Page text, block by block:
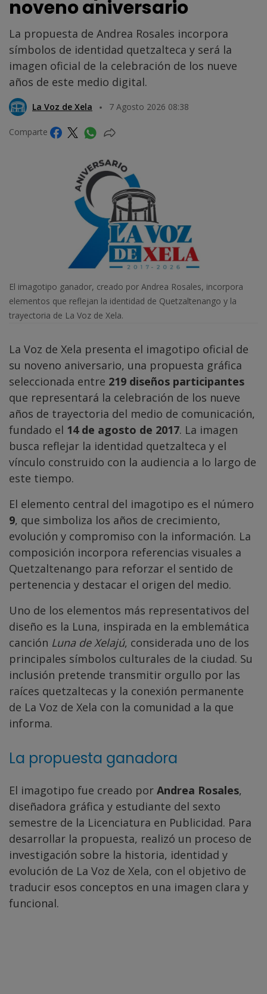
noveno aniversario
La propuesta de Andrea Rosales incorpora
símbolos de identidad quetzalteca y será la
imagen oficial de la celebración de los nueve
años de este medio digital.
La Voz de Xela 7 Agosto 2026 08:38
Comparte
El imagotipo ganador, creado por Andrea Rosales, incorpora
elementos que reflejan la identidad de Quetzaltenango y la
trayectoria de La Voz de Xela.
La Voz de Xela presenta el imagotipo oficial de
su noveno aniversario, una propuesta gráfica
seleccionada entre 219 diseños participantes
que representará la celebración de los nueve
años de trayectoria del medio de comunicación,
fundado el 14 de agosto de 2017. La imagen
busca reflejar la identidad quetzalteca y el
vínculo construido con la audiencia a lo largo de
este tiempo.
El elemento central del imagotipo es el número
9, que simboliza los años de crecimiento,
evolución y compromiso con la información. La
composición incorpora referencias visuales a
Quetzaltenango para reforzar el sentido de
pertenencia y destacar el origen del medio.
Uno de los elementos más representativos del
diseño es la Luna, inspirada en la emblemática
canción Luna de Xelajú, considerada uno de los
principales símbolos culturales de la ciudad. Su
inclusión pretende transmitir orgullo por las
raíces quetzaltecas y la conexión permanente
de La Voz de Xela con la comunidad a la que
informa.
La propuesta ganadora
El imagotipo fue creado por Andrea Rosales,
diseñadora gráfica y estudiante del sexto
semestre de la Licenciatura en Publicidad. Para
desarrollar la propuesta, realizó un proceso de
investigación sobre la historia, identidad y
evolución de La Voz de Xela, con el objetivo de
traducir esos conceptos en una imagen clara y
funcional.